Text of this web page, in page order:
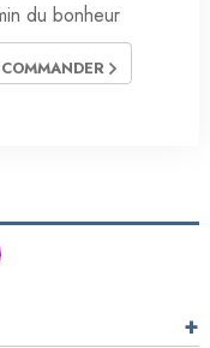
du bonheur
COMMANDER